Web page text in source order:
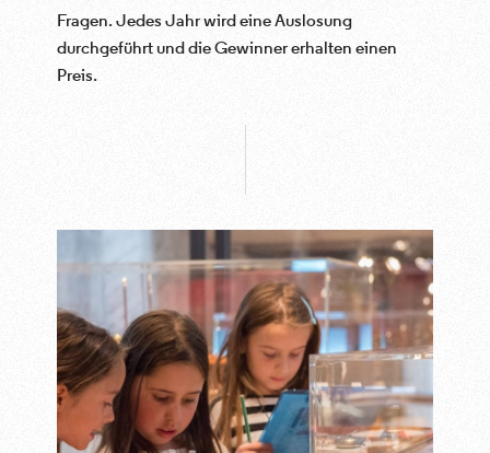
Fragen. Jedes Jahr wird eine Auslosung
durchgeführt und die Gewinner erhalten einen
Preis.